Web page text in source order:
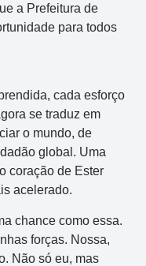
a Prefeitura de
para todos
cada esforço
se traduz em
o mundo, de
global. Uma
coração de Ester
acelerado.
chance como essa.
forças. Nossa,
Não só eu, mas